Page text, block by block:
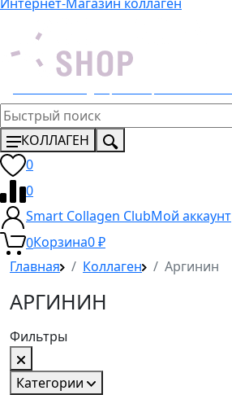
КОЛЛАГЕН
0
0
Smart Collagen ClubМой аккаунт
0Корзина0₽
Главная
Коллаген Аргинин
АРГИНИН
Фильтры
Категории